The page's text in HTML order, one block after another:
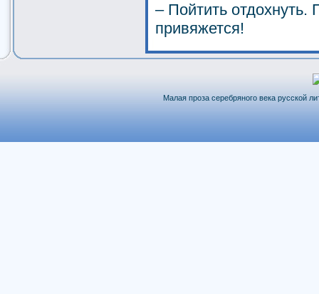
– Пойтить отдохнуть.
привяжется!
Малая проза серебряного века русской